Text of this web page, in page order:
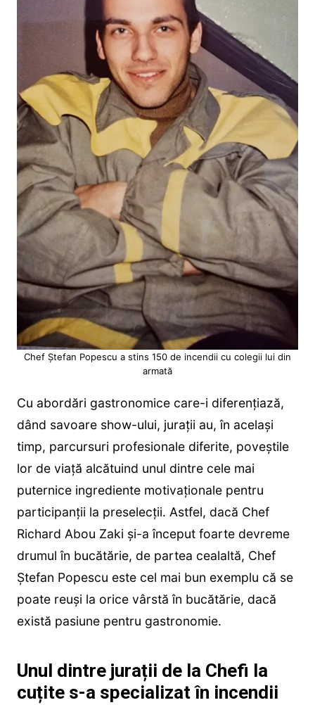
Chef Ștefan Popescu a stins 150 de incendii cu colegii lui din
armată
Cu abordări gastronomice care-i diferențiază,
dând savoare show-ului, jurații au, în același
timp, parcursuri profesionale diferite, poveștile
lor de viață alcătuind unul dintre cele mai
puternice ingrediente motivaționale pentru
participanții la preselecții. Astfel, dacă Chef
Richard Abou Zaki și-a început foarte devreme
drumul în bucătărie, de partea cealaltă, Chef
Ștefan Popescu este cel mai bun exemplu că se
poate reuși la orice vârstă în bucătărie, dacă
există pasiune pentru gastronomie.
Unul dintre jurații de la Chefi la
cuțite s-a specializat în incendii